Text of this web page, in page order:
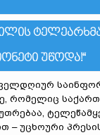
ᲢᲔᲚᲔᲐᲠᲮᲛᲐ
ᲣᲬᲝᲓᲐ!“
რომელიც
– უცხოური